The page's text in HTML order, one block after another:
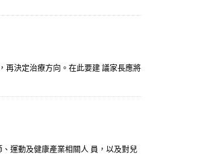
再決定治療方向。在此要建 議家長應將
運動及健康產業相關人 員，以及對兒